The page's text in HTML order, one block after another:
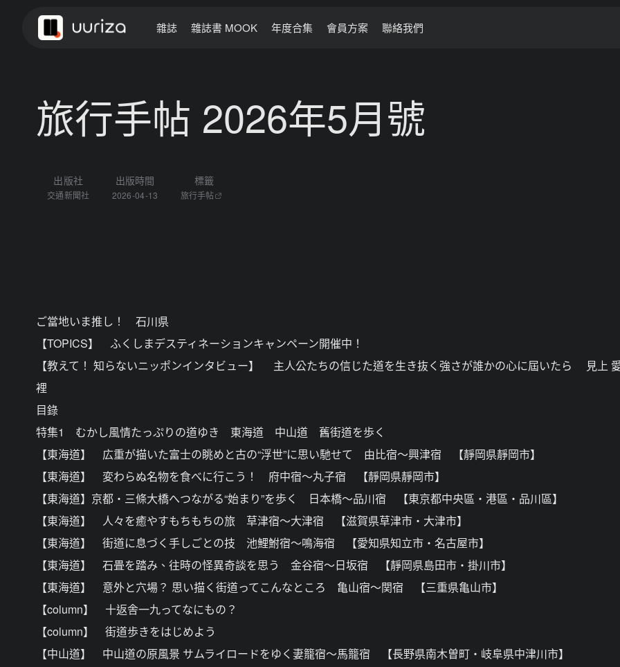
雜誌 雜誌書 MOOK 年度合集 會員方案 聯絡我們
旅行手帖 2026年5月號
出版社
交通新聞社
出版時間
2026-04-13
標籤
旅行手帖
ご當地いま推し！ 石川県
【TOPICS】 ふくしまデスティネーションキャンペーン開催中！
【教えて！ 知らないニッポンインタビュー】 主人公たちの信じた道を生き抜く強さが誰かの心に屆いたら 見上
裡
目錄
特集1 むかし風情たっぷりの道ゆき 東海道 中山道 舊街道を歩く
【東海道】 広重が描いた富士の眺めと古の“浮世”に思い馳せて 由比宿～興津宿 【靜岡県靜岡市】
【東海道】 変わらぬ名物を食べに行こう！ 府中宿～丸子宿 【靜岡県靜岡市】
【東海道】京都・三條大橋へつながる“始まり”を歩く 日本橋～品川宿 【東京都中央區・港區・品川區】
【東海道】 人々を癒やすもちもちの旅 草津宿～大津宿 【滋賀県草津市・大津市】
【東海道】 街道に息づく手しごとの技 池鯉鮒宿～鳴海宿 【愛知県知立市・名古屋市】
【東海道】 石畳を踏み、往時の怪異奇談を思う 金谷宿～日坂宿 【靜岡県島田市・掛川市】
【東海道】 意外と穴場？ 思い描く街道ってこんなところ 亀山宿～関宿 【三重県亀山市】
【column】 十返舎一九ってなにもの？
【column】 街道歩きをはじめよう
【中山道】 中山道の原風景 サムライロードをゆく妻籠宿～馬籠宿 【長野県南木曽町・岐阜県中津川市】